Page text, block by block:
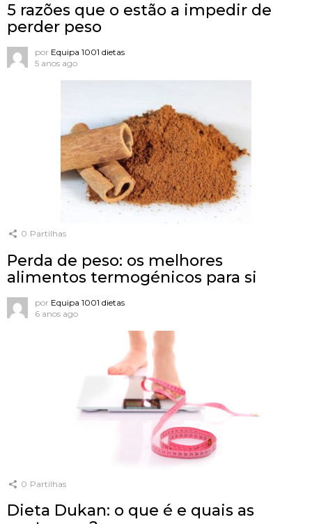
5 razões que o estão a impedir de
perder peso
por Equipa 1001 dietas
5 anos ago
0 Partilhas
Perda de peso: os melhores
alimentos termogénicos para si
por Equipa 1001 dietas
6 anos ago
0 Partilhas
Dieta Dukan: o que é e quais as